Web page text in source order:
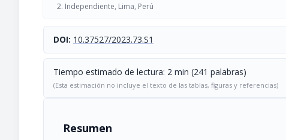
Independiente, Lima, Perú
DOI: 10.37527/2023.73.S1
Tiempo estimado de lectura: 2 min (241 palabras)
(Esta estimación no incluye el texto de las tablas, figuras y referencias)
Resumen